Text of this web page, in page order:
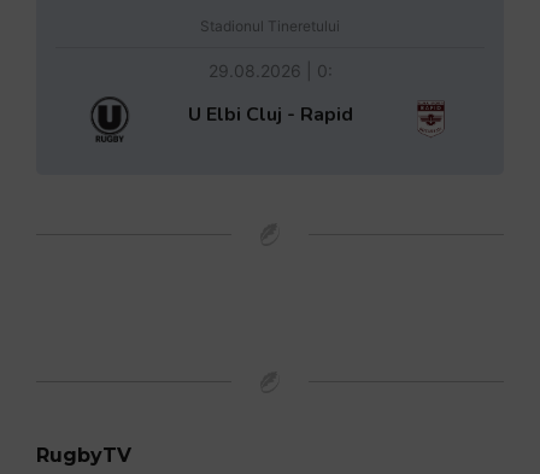
Stadionul Tineretului
29.08.2026 | 0:
U Elbi Cluj - Rapid
RugbyTV